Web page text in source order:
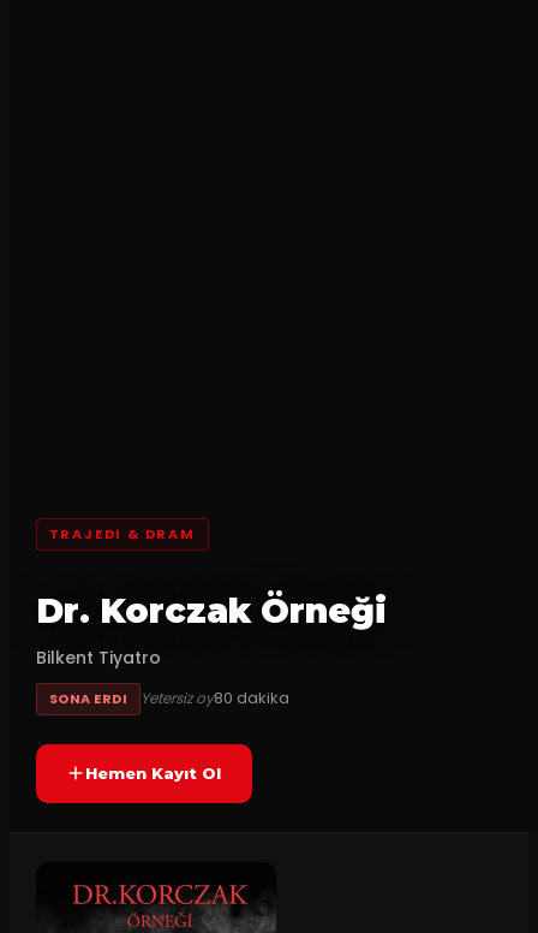
TRAJEDI & DRAM
Dr. Korczak Örneği
Bilkent Tiyatro
SONA ERDI Yetersiz oy80 dakika
Hemen Kayıt Ol